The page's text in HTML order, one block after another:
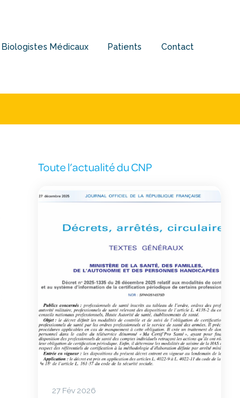
Biologistes Médicaux Patients Contact
Toute l’actualité du CNP
27 Fév 2026